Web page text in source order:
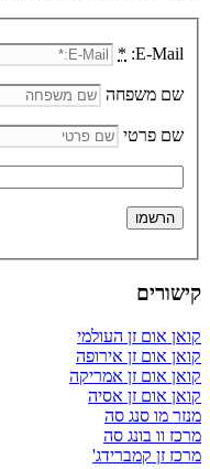
E-Mail:
*
שם משפחה
שם פרטי
קישורים
קואן אום זן העולמי
קואן אום זן אירופה
קואן אום זן אמריקה
קואן אום זן אסיה
מנזר מו סנג סה
מרכז וו בונג סה
מרכז זן קמברידג'